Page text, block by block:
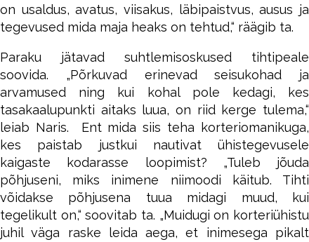
on usaldus, avatus, viisakus, läbipaistvus, ausus ja
tegevused mida maja heaks on tehtud,“ räägib ta.
Paraku jätavad suhtlemisoskused tihtipeale
soovida. „Põrkuvad erinevad seisukohad ja
arvamused ning kui kohal pole kedagi, kes
tasakaalupunkti aitaks luua, on riid kerge tulema,“
leiab Naris. Ent mida siis teha korteriomanikuga,
kes paistab justkui nautivat ühistegevusele
kaigaste kodarasse loopimist? „Tuleb jõuda
põhjuseni, miks inimene niimoodi käitub. Tihti
võidakse põhjusena tuua midagi muud, kui
tegelikult on,“ soovitab ta. „Muidugi on korteriühistu
juhil väga raske leida aega, et inimesega pikalt